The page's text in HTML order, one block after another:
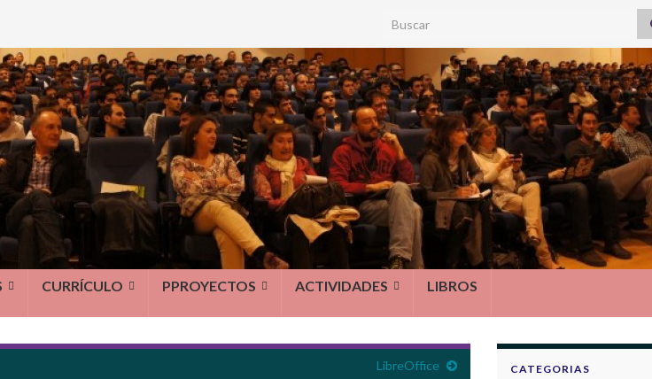
Search for:
CURRÍCULO PPROYECTOS ACTIVIDADES LIBROS
LibreOffice CATEGORIAS